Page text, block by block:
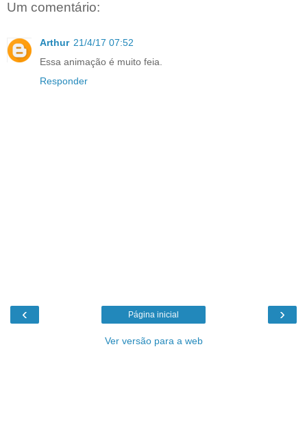
Um comentário:
Arthur 21/4/17 07:52
Essa animação é muito feia.
Responder
‹ ›
Página inicial
Ver versão para a web